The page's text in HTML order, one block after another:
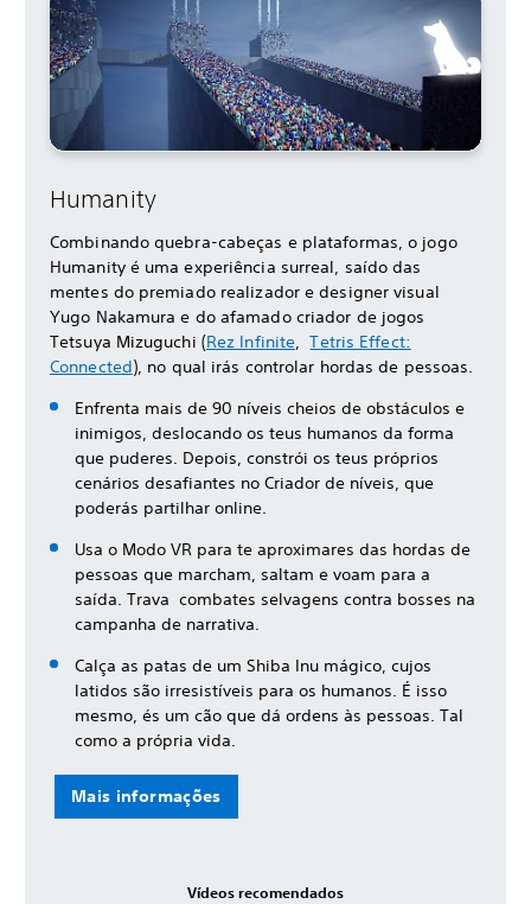
Humanity
Combinando quebra-cabeças e plataformas, o jogo
Humanity é uma experiência surreal, saído das
mentes do premiado realizador e designer visual
Yugo Nakamura e do afamado criador de jogos
Tetsuya Mizuguchi (Rez Infinite,Tetris Effect:
Connected), no qual irás controlar hordas de pessoas.
Enfrenta mais de 90 níveis cheios de obstáculos e
inimigos, deslocando os teus humanos da forma
que puderes. Depois, constrói os teus próprios
cenários desafiantes no Criador de níveis, que
poderás partilhar online.
Usa o Modo VR para te aproximares das hordas de
pessoas que marcham, saltam e voam para a
saída. Trava combates selvagens contra bosses na
campanha de narrativa.
Calça as patas de um Shiba Inu mágico, cujos
latidos são irresistíveis para os humanos. É isso
mesmo, és um cão que dá ordens às pessoas. Tal
como a própria vida.
Mais informações
Vídeos recomendados